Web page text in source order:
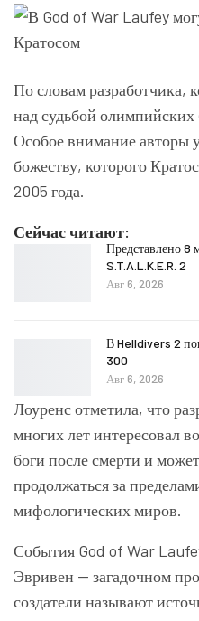
По словам разработчика,
над судьбой олимпийских
Особое внимание авторы
божеству, которого
2005 года.
Сейчас читают:
Представлено 8
S.T.A.L.K.E.R. 2
Авг 6, 2026
В Helldivers 2
300
Авг 6, 2026
Лоуренс отметила, что
многих лет интересовал
боги после смерти и
продолжаться за
мифологических миров.
События God of War
Эвривен — загадочном
создатели называют